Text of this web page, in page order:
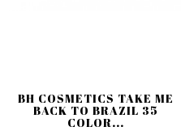
BH COSMETICS TAKE ME
BACK TO BRAZIL 35
COLOR...